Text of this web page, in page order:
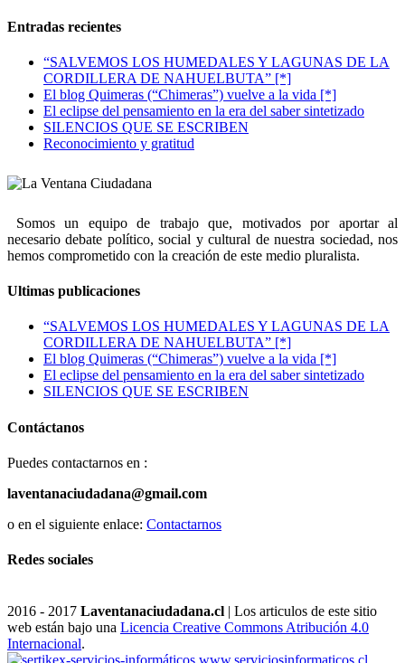
Entradas recientes
“SALVEMOS LOS HUMEDALES Y LAGUNAS DE LA
CORDILLERA DE NAHUELBUTA” [*]
El blog Quimeras (“Chimeras”) vuelve a la vida [*]
El eclipse del pensamiento en la era del saber sintetizado
SILENCIOS QUE SE ESCRIBEN
Reconocimiento y gratitud
Somos un equipo de trabajo que, motivados por aportar al
necesario debate político, social y cultural de nuestra sociedad, nos
hemos comprometido con la creación de este medio pluralista.
Ultimas publicaciones
“SALVEMOS LOS HUMEDALES Y LAGUNAS DE LA
CORDILLERA DE NAHUELBUTA” [*]
El blog Quimeras (“Chimeras”) vuelve a la vida [*]
El eclipse del pensamiento en la era del saber sintetizado
SILENCIOS QUE SE ESCRIBEN
Contáctanos
Puedes contactarnos en :
laventanaciudadana@gmail.com
o en el siguiente enlace: Contactarnos
Redes sociales
2016 - 2017 Laventanaciudadana.cl | Los articulos de este sitio
web están bajo una Licencia Creative Commons Atribución 4.0
Internacional.